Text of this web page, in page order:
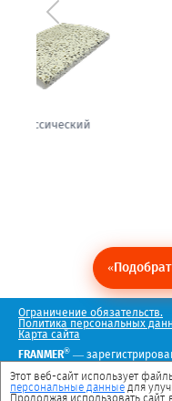
Предыдущий
Ограничение обязательств.
Политика персональных
Карта сайта
FRANMER® —
Мы в социальных сетях
Этот веб-сайт использует
персональные данные для
Продолжая использовать сайт,